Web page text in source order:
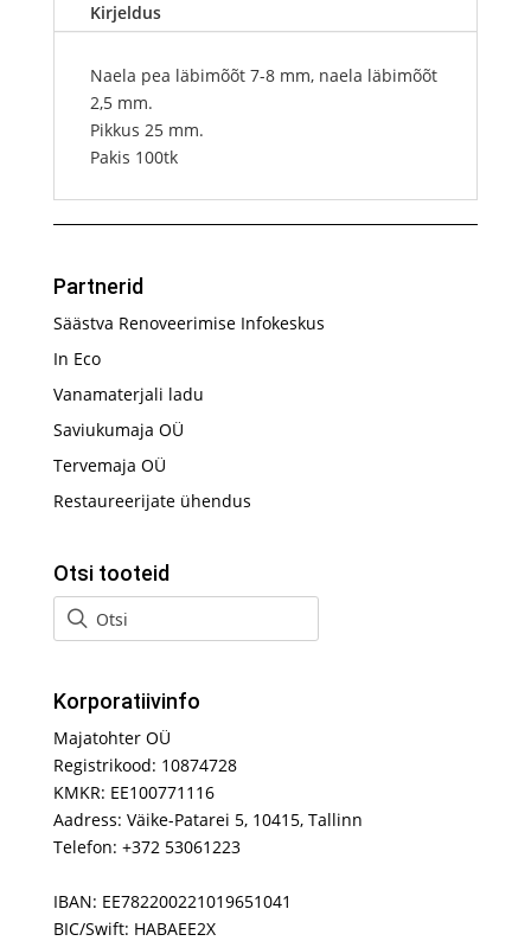
Kirjeldus
Naela pea läbimõõt 7-8 mm, naela läbimõõt
2,5 mm.
Pikkus 25 mm.
Pakis 100tk
Partnerid
Säästva Renoveerimise Infokeskus
In Eco
Vanamaterjali ladu
Saviukumaja OÜ
Tervemaja OÜ
Restaureerijate ühendus
Otsi tooteid
Korporatiivinfo
Majatohter OÜ
Registrikood: 10874728
KMKR: EE100771116
Aadress: Väike-Patarei 5, 10415, Tallinn
Telefon: +372 53061223
IBAN: EE782200221019651041
BIC/Swift: HABAEE2X